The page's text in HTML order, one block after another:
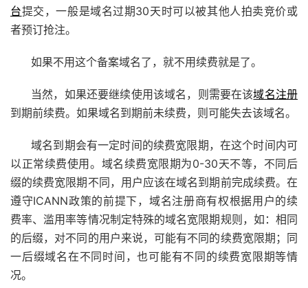
台提交，一般是域名过期30天时可以被其他人拍卖竞价或
者预订抢注。
如果不用这个备案域名了，就不用续费就是了。
当然，如果还要继续使用该域名，则需要在该域名注册
到期前续费。如果域名到期前未续费，则可能失去该域名。
域名到期会有一定时间的续费宽限期，在这个时间内可
以正常续费使用。域名续费宽限期为0-30天不等，不同后
缀的续费宽限期不同，用户应该在域名到期前完成续费。在
遵守ICANN政策的前提下，域名注册商有权根据用户的续
费率、滥用率等情况制定特殊的域名宽限期规则，如：相同
的后缀，对不同的用户来说，可能有不同的续费宽限期；同
一后缀域名在不同时间，也可能有不同的续费宽限期等情
况。